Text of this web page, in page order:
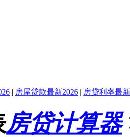
| 房屋贷款最新2026 | 房贷利率最
房贷计算器